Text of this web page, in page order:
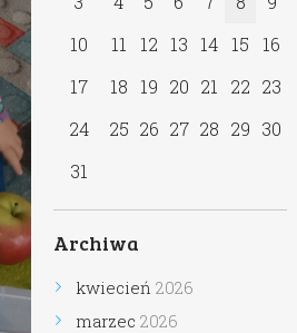
10
11 12 13 14 15
16
17
18 19 20 21 22
23
24
25 26 27 28 29
30
31
Archiwa
kwiecień2026
marzec2026